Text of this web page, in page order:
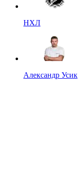
НХЛ
Александр Усик